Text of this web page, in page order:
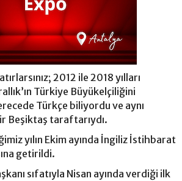
2012 ile 2018 yılları
Türkiye Büyükelçiliğini
Türkçe biliyordu ve aynı
Beşiktaş taraftarıydı.
yılın Ekim ayında İngiliz İstihbarat
getirildi.
sıfatıyla Nisan ayında verdiği ilk